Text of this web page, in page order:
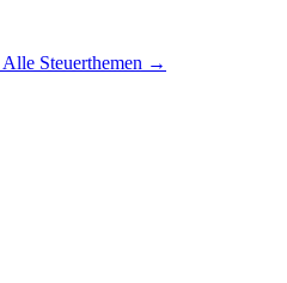
Alle Steuerthemen →